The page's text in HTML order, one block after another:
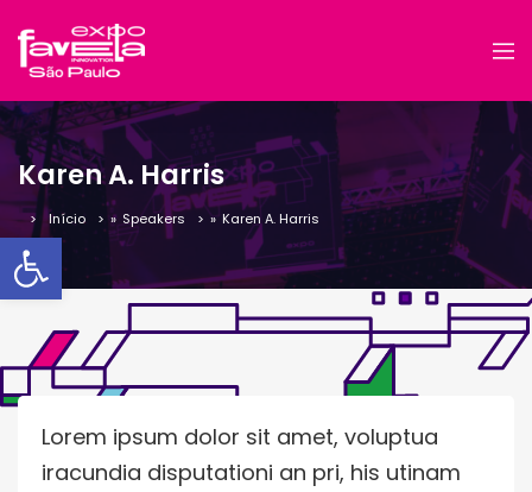
Barra de Ferramentas
Karen A. Harris
Início » Speakers » Karen A. Harris
Lorem ipsum dolor sit amet, voluptua
iracundia disputationi an pri, his utinam